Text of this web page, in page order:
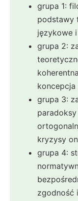
grupa 1:
podstawy
językowe
grupa 2:
grupa 3:
kryzysy
grupa 4:
zgodność